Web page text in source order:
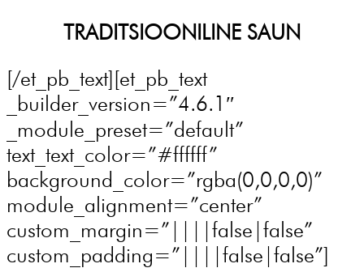
TRADITSIOONILINE SAUN
[/et_pb_text][et_pb_text
_builder_version=”4.6.1″
_module_preset=”default”
text_text_color=”#ffffff”
background_color=”rgba(0,0,0,0)”
module_alignment=”center”
custom_margin=”||||false|false”
custom_padding=”||||false|false”]